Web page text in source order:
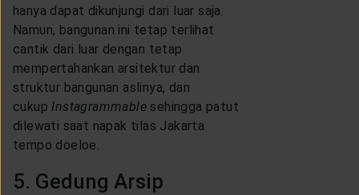
hanya dapat dikunjungi dari luar saja.
Namun, bangunan ini tetap terlihat
cantik dari luar dengan tetap
mempertahankan arsitektur dan
struktur bangunan aslinya, dan
cukup Instagrammable sehingga patut
dilewati saat napak tilas Jakarta
tempo doeloe.
5. Gedung Arsip